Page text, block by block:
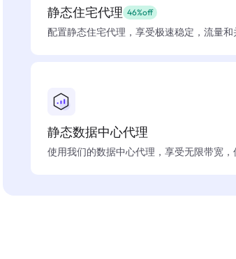
静态住宅代理 46%off
配置静态住宅代理，享受极速稳定，流量和
静态数据中心代理
使用我们的数据中心代理，享受无限带宽，